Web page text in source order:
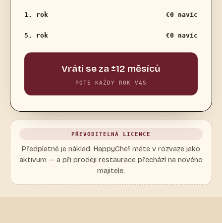
1. rok €0 navíc
5. rok €0 navíc
Vrátí se za ±12 měsíců
POTÉ KAŽDÝ ROK VÁŠ
PŘEVODITELNÁ LICENCE
Předplatné je náklad. HappyChef máte v rozvaze jako
aktivum — a při prodeji restaurace přechází na nového
majitele.